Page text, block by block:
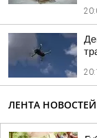
ЛЕНТА НОВОСТЕЙ